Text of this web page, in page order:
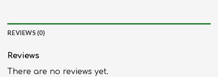
REVIEWS (0)
Reviews
There are no reviews yet.